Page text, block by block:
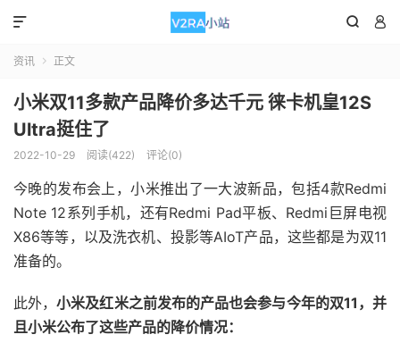
 

资讯  正文
小米双11多款产品降价多达千元 徕卡机皇12S
Ultra挺住了
2022-10-29 阅读(422) 评论(0)
今晚的发布会上，小米推出了一大波新品，包括4款Redmi
Note 12系列手机，还有Redmi Pad平板、Redmi巨屏电视
X86等等，以及洗衣机、投影等AIoT产品，这些都是为双11
准备的。
此外，小米及红米之前发布的产品也会参与今年的双11，并
且小米公布了这些产品的降价情况：